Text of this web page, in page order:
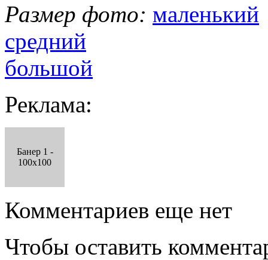
Размер фото: маленький
средний
большой
Реклама:
Банер 1 -
100x100
Комментариев еще нет
Чтобы оставить